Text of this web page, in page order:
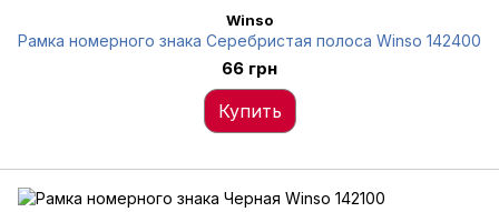
Winso
Рамка номерного знака Серебристая полоса Winso 142400
66 грн
Купить